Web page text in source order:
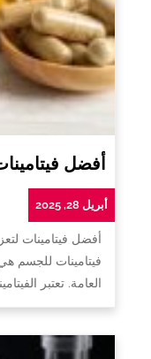
أفضل
أبريل 28, 2025
أفضل فيتامينات
فيتامينات للجسم
العامة. تعتبر